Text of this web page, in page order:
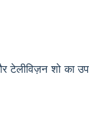
टेलीविज़न शो